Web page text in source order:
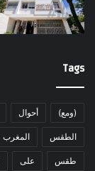
Tags
(ومع) أحوال
الطقس المغرب
طقس على